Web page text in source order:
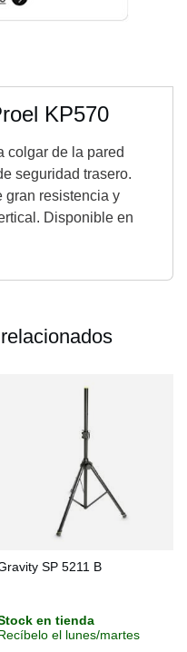
KP570
colgar de la pared
seguridad trasero.
gran resistencia y
Disponible en
SP 5211 B
en tienda
el lunes/martes